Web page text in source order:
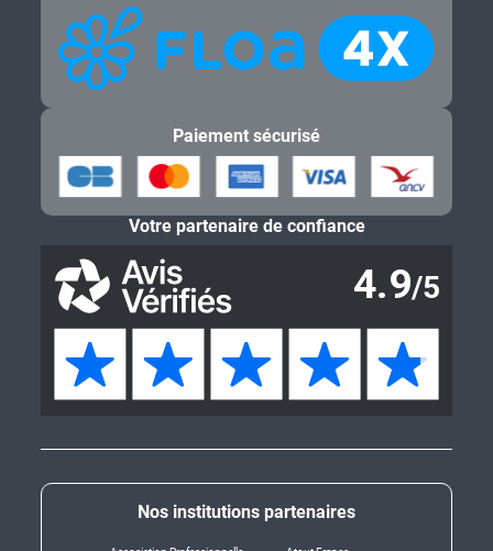
Nos institutions partenaires
Paiement sécurisé
Votre partenaire de confiance